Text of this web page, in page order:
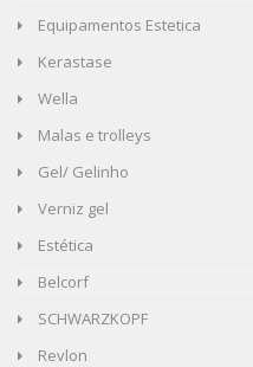
Equipamentos Estetica
Kerastase
Wella
Malas e trolleys
Gel/ Gelinho
Verniz gel
Estética
Belcorf
SCHWARZKOPF
Revlon